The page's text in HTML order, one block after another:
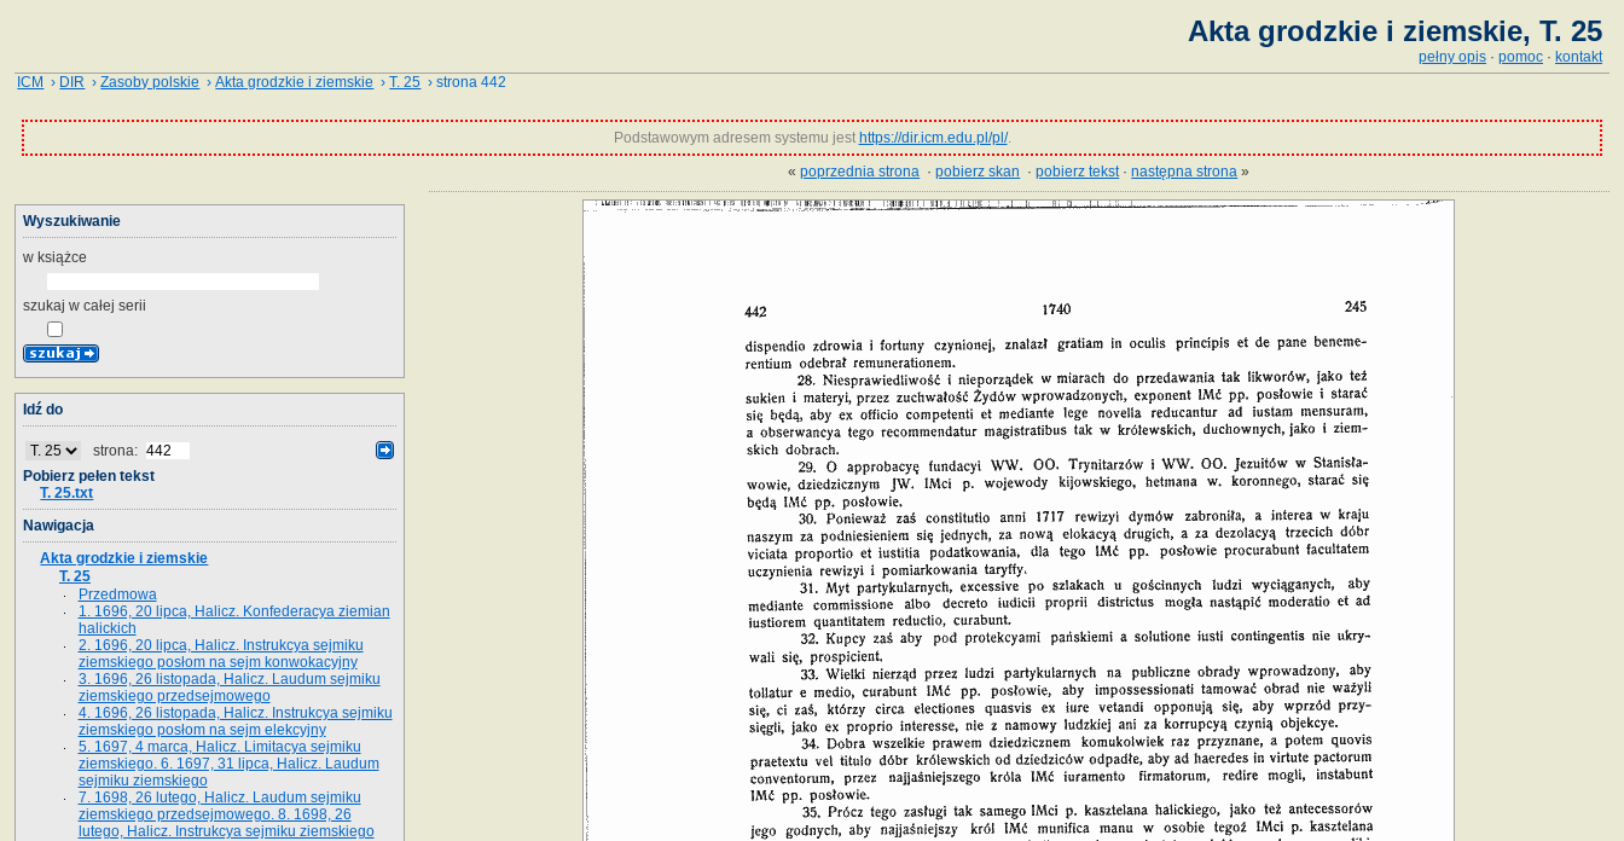
Akta grodzkie i ziemskie, T. 25
pełny opis · pomoc · kontakt
ICM › DIR ›Zasoby polskie ›Akta grodzkie i ziemskie ›T. 25 › strona 442
Podstawowym adresem systemu jest https://dir.icm.edu.pl/pl/.
«poprzednia strona ·pobierz skan ·pobierz tekst·następna strona »
Wyszukiwanie
w książce
szukaj w całej serii
Idź do
strona:
Pobierz pełen tekst
T. 25.txt
Nawigacja
Akta grodzkie i ziemskie
T. 25
Przedmowa
1. 1696, 20 lipca, Halicz. Konfederacya ziemian
halickich
2. 1696, 20 lipca, Halicz. Instrukcya sejmiku
ziemskiego posłom na sejm konwokacyjny
3. 1696, 26 listopada, Halicz. Laudum sejmiku
ziemskiego przedsejmowego
4. 1696, 26 listopada, Halicz. Instrukcya sejmiku
ziemskiego posłom na sejm elekcyjny
5. 1697, 4 marca, Halicz. Limitacya sejmiku
ziemskiego. 6. 1697, 31 lipca, Halicz. Laudum
sejmiku ziemskiego
7. 1698, 26 lutego, Halicz. Laudum sejmiku
ziemskiego przedsejmowego. 8. 1698, 26
lutego, Halicz. Instrukcya sejmiku ziemskiego